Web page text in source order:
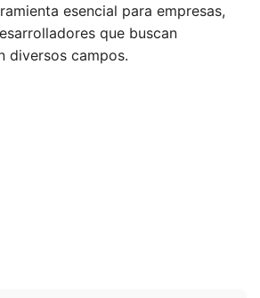
esencial para empresas,
que buscan
diversos campos.